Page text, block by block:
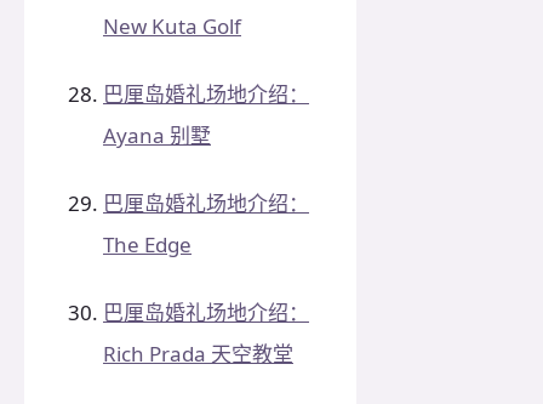
New Kuta Golf
巴厘岛婚礼场地介绍：
Ayana 别墅
巴厘岛婚礼场地介绍：
The Edge
巴厘岛婚礼场地介绍：
Rich Prada 天空教堂